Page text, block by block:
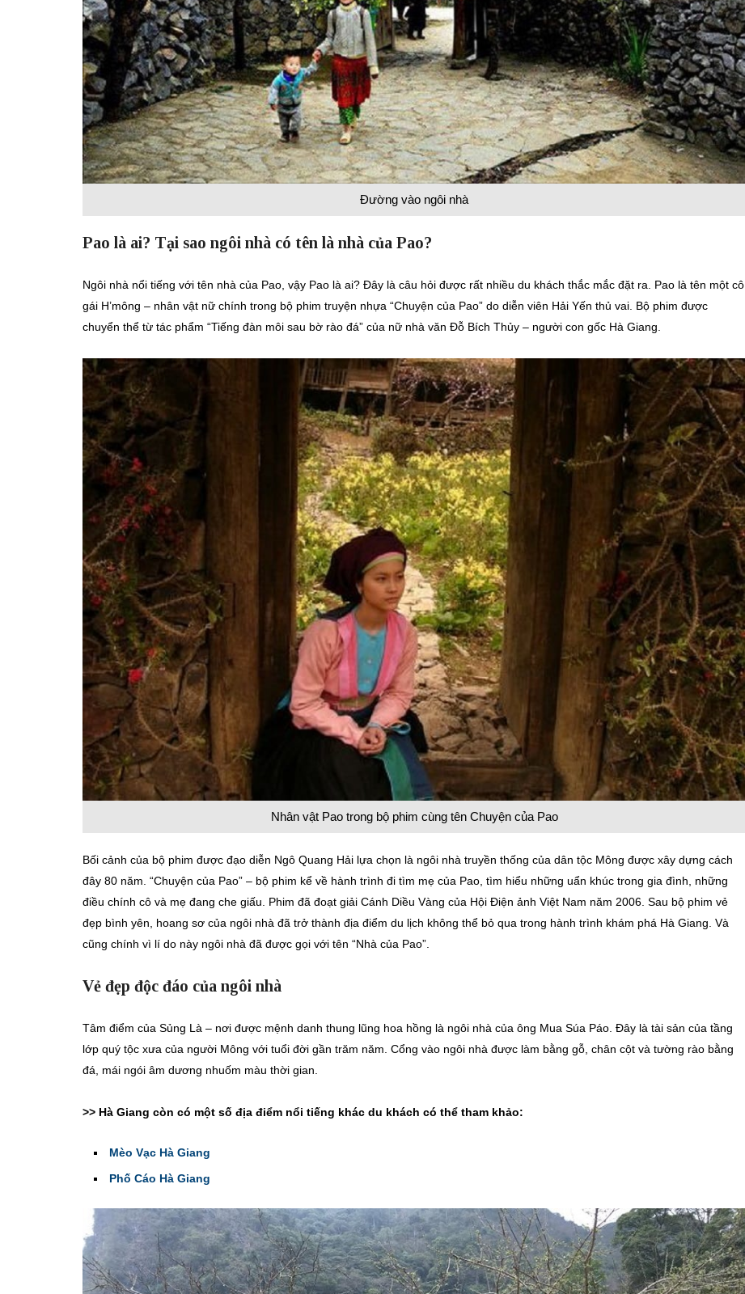
Đường vào ngôi nhà
Pao là ai? Tại sao ngôi nhà có tên là nhà của Pao?
Ngôi nhà nổi tiếng với tên nhà của Pao, vậy Pao là ai? Đây là câu hỏi được rất nhiều du khách thắc mắc đặt ra. Pao là tên một cô
gái H’mông – nhân vật nữ chính trong bộ phim truyện nhựa “Chuyện của Pao” do diễn viên Hải Yến thủ vai. Bộ phim được
chuyển thể từ tác phẩm “Tiếng đàn môi sau bờ rào đá” của nữ nhà văn Đỗ Bích Thủy – người con gốc Hà Giang.
Nhân vật Pao trong bộ phim cùng tên Chuyện của Pao
Bối cảnh của bộ phim được đạo diễn Ngô Quang Hải lựa chọn là ngôi nhà truyền thống của dân tộc Mông được xây dựng cách
đây 80 năm. “Chuyện của Pao” – bộ phim kể về hành trình đi tìm mẹ của Pao, tìm hiểu những uẩn khúc trong gia đình, những
điều chính cô và mẹ đang che giấu. Phim đã đoạt giải Cánh Diều Vàng của Hội Điện ảnh Việt Nam năm 2006. Sau bộ phim vẻ
đẹp bình yên, hoang sơ của ngôi nhà đã trở thành địa điểm du lịch không thể bỏ qua trong hành trình khám phá Hà Giang. Và
cũng chính vì lí do này ngôi nhà đã được gọi với tên “Nhà của Pao”.
Vẻ đẹp độc đáo của ngôi nhà
Tâm điểm của Sủng Là – nơi được mệnh danh thung lũng hoa hồng là ngôi nhà của ông Mua Súa Páo. Đây là tài sản của tầng
lớp quý tộc xưa của người Mông với tuổi đời gần trăm năm. Cổng vào ngôi nhà được làm bằng gỗ, chân cột và tường rào bằng
đá, mái ngói âm dương nhuốm màu thời gian.
>> Hà Giang còn có một số địa điểm nổi tiếng khác du khách có thể tham khảo:
Mèo Vạc Hà Giang
Phố Cáo Hà Giang